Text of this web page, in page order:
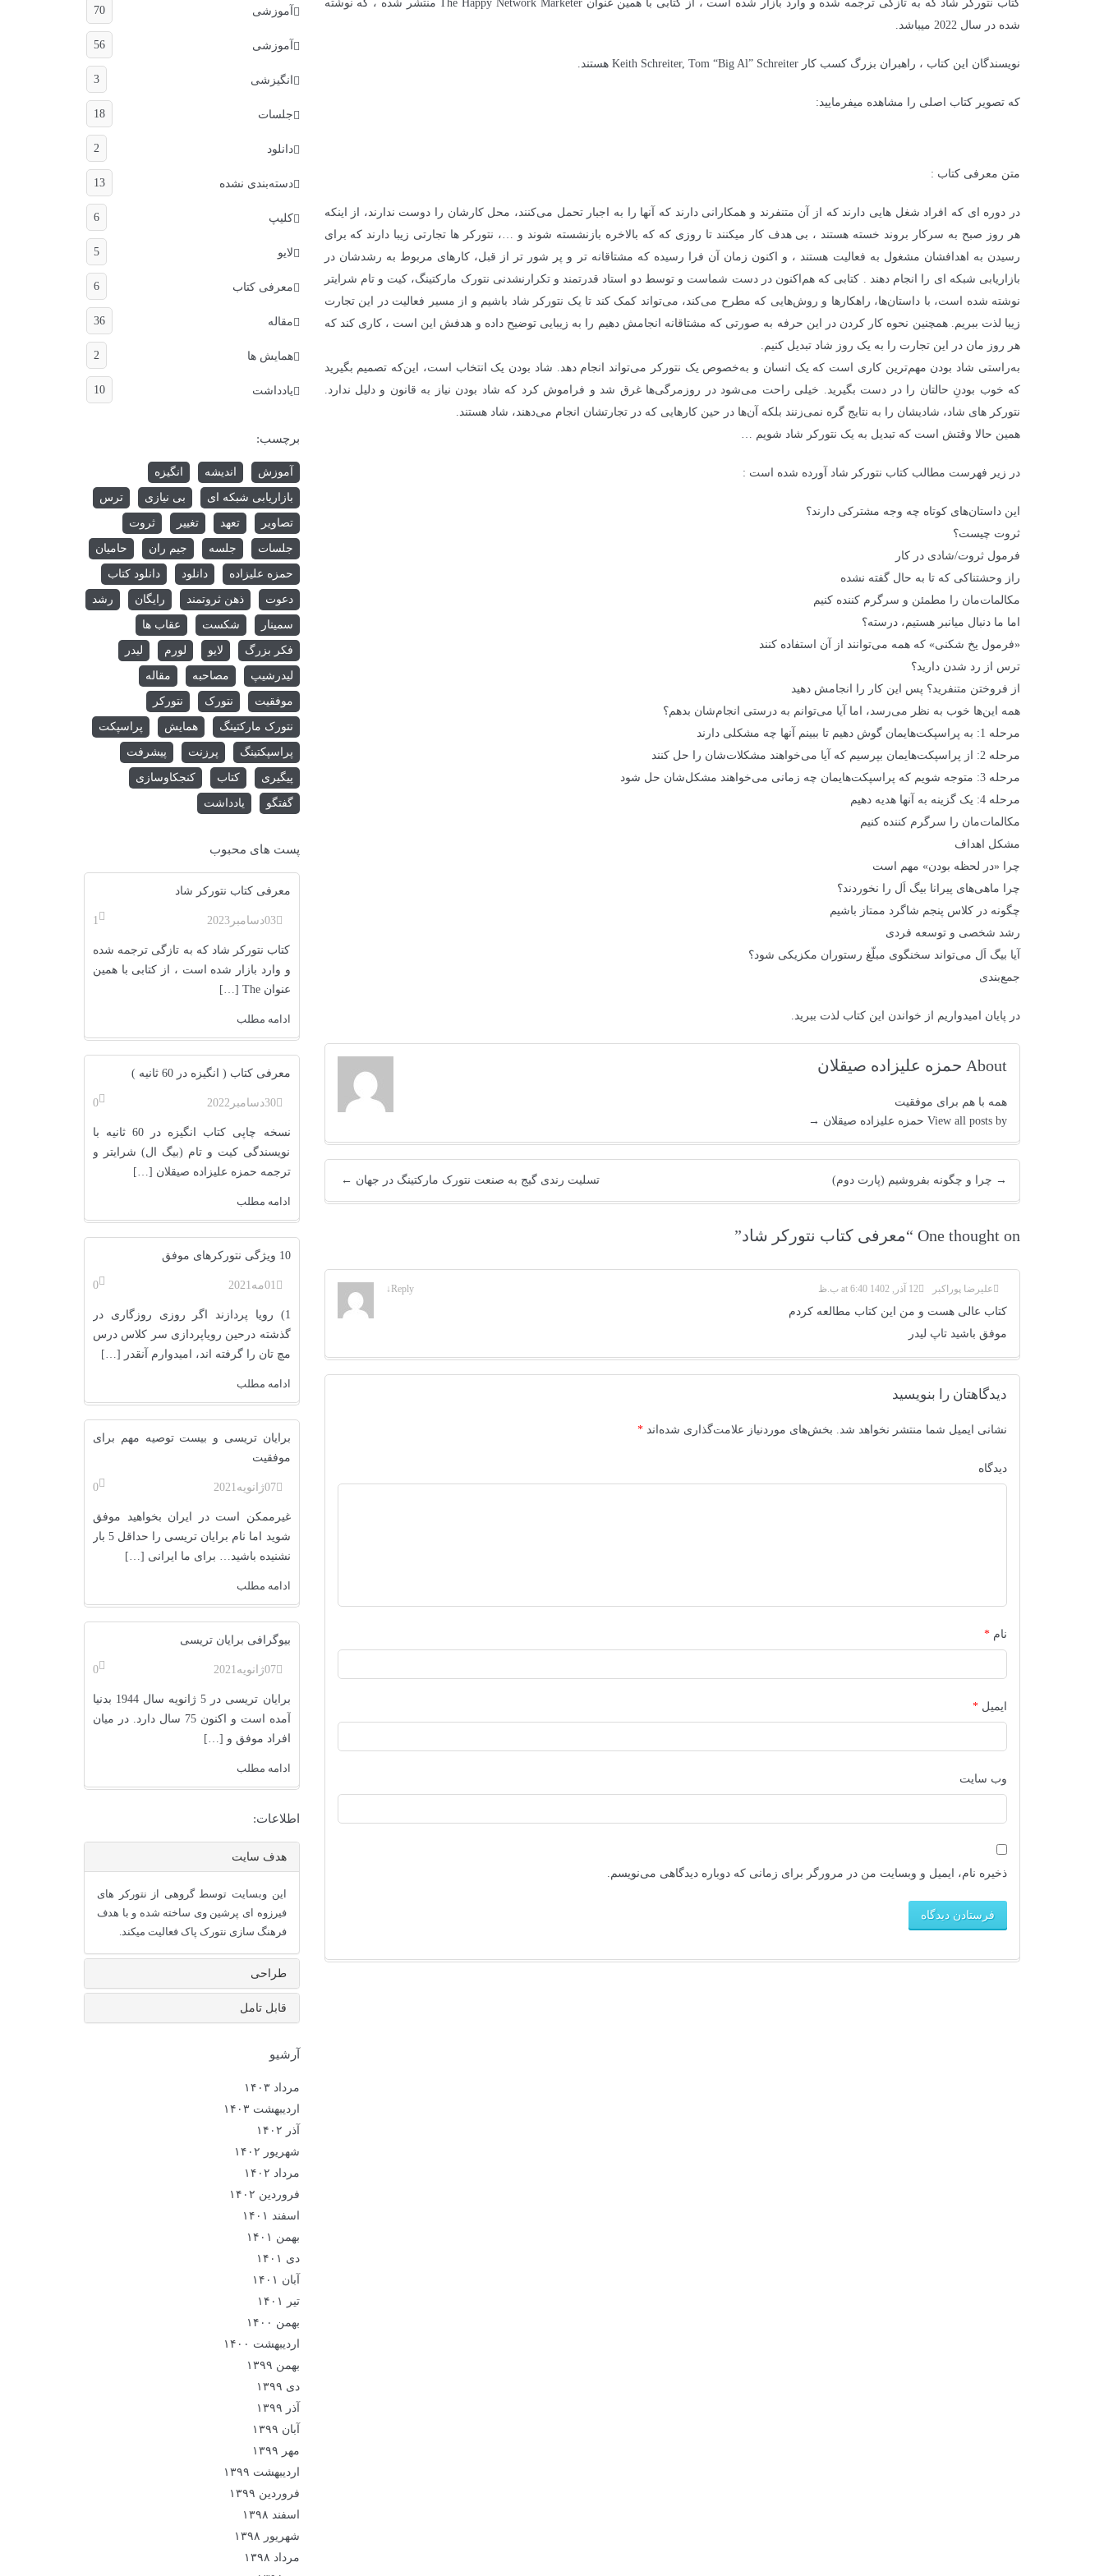
کتاب نتورکر شاد که به تازگی ترجمه شده و وارد بازار شده است ، از کتابی با همین عنوان The Happy Network Marketer منتشر شده ، که نوشته
شده در سال 2022 میباشد.
نویسندگان این کتاب ، راهبران بزرگ کسب کار Keith Schreiter, Tom “Big Al” Schreiter هستند.
که تصویر کتاب اصلی را مشاهده میفرمایید:
متن معرفی کتاب :
در دوره ای که افراد شغل هایی دارند که از آن متنفرند و همکارانی دارند که آنها را به اجبار تحمل می‌کنند، محل کارشان را دوست ندارند، از اینکه
هر روز صبح به سرکار بروند خسته هستند ، بی هدف کار میکنند تا روزی که که بالاخره بازنشسته شوند و …، نتورکر ها تجارتی زیبا دارند که برای
رسیدن به اهدافشان مشغول به فعالیت هستند ، و اکنون زمان آن فرا رسیده که مشتاقانه تر و پر شور تر از قبل، کارهای مربوط به رشدشان در
بازاریابی شبکه ای را انجام دهند . کتابی که هم‌اکنون در دست شماست و توسط دو استاد قدرتمند و تکرارنشدنی نتورک مارکتینگ، کیت و تام شرایتر
نوشته شده است، با داستان‌ها، راهکارها و روش‌هایی که مطرح می‌کند، می‌تواند کمک کند تا یک نتورکر شاد باشیم و از مسیر فعالیت در این تجارت
زیبا لذت ببریم. همچنین نحوه کار کردن در این حرفه به صورتی که مشتاقانه انجامش دهیم را به زیبایی توضیح داده و هدفش این است ، کاری کند که
هر روز مان در این تجارت را به یک روز شاد تبدیل کنیم.
به‌راستی شاد بودن مهم‌ترین کاری است که یک انسان و به‌خصوص یک نتورکر می‌تواند انجام دهد. شاد بودن یک انتخاب است، این‌که تصمیم بگیرید
که خوب بودنِ حالتان را در دست بگیرید. خیلی راحت می‌شود در روزمرگی‌ها غرق شد و فراموش کرد که شاد بودن نیاز به قانون و دلیل ندارد.
نتورکر های شاد، شادیشان را به نتایج گره نمی‌زنند بلکه آن‌ها در حین کارهایی که در تجارتشان انجام می‌دهند، شاد هستند.
همین حالا وقتش است که تبدیل به یک نتورکر شاد شویم …
در زیر فهرست مطالب کتاب نتورکر شاد آورده شده است :
این داستان‌های کوتاه چه وجه مشترکی دارند؟
ثروت چیست؟
فرمول ثروت/شادی در کار
راز وحشتناکی که تا به حال گفته نشده
مکالمات‌مان را مطمئن و سرگرم کننده کنیم
اما ما دنبال میانبر هستیم، درسته؟
«فرمول یخ شکنی» که همه می‌توانند از آن استفاده کنند
ترس از رد شدن دارید؟
از فروختن متنفرید؟ پس این کار را انجامش دهید
همه این‌ها خوب به نظر می‌رسد، اما آیا می‌توانم به درستی انجام‌شان بدهم؟
مرحله 1: به پراسپکت‌هایمان گوش دهیم تا ببینم آنها چه مشکلی دارند
مرحله 2: از پراسپکت‌هایمان بپرسیم که آیا می‌خواهند مشکلات‌شان را حل کنند
مرحله 3: متوجه شویم که پراسپکت‌هایمان چه زمانی می‌خواهند مشکل‌شان حل شود
مرحله 4: یک گزینه به آنها هدیه دهیم
مکالمات‌مان را سرگرم کننده کنیم
مشکل اهداف
چرا «در لحظه بودن» مهم است
چرا ماهی‌های پیرانا بیگ اَل را نخوردند؟
چگونه در کلاس پنجم شاگرد ممتاز باشیم
رشد شخصی و توسعه فردی
آیا بیگ اَل می‌تواند سخنگوی مبلّغ رستوران مکزیکی شود؟
جمع‌بندی
در پایان امیدواریم از خواندن این کتاب لذت ببرید.
About حمزه علیزاده صیقلان
همه با هم برای موفقیت
View all posts by حمزه علیزاده صیقلان
→
→ چرا و چگونه بفروشیم (پارت دوم) تسلیت رندی گیج به صنعت نتورک مارکتینگ در جهان ←
One thought on “ معرفی کتاب نتورکر شاد”
علیرضا پوراکبر 12 آذر, 1402 at 6:40 ب.ظ Reply
↓
کتاب عالی هست و من این کتاب مطالعه کردم
موفق باشید تاپ لیدر
دیدگاهتان را بنویسید
نشانی ایمیل شما منتشر نخواهد شد. بخش‌های موردنیاز علامت‌گذاری شده‌اند *
دیدگاه
نام *
ایمیل *
وب‌ سایت
ذخیره نام، ایمیل و وبسایت من در مرورگر برای زمانی که دوباره دیدگاهی می‌نویسم.
آموزشی 70
آموزشی 56
انگیزشی 3
جلسات 18
دانلود 2
دسته‌بندی نشده 13
کلیپ 6
لایو 5
معرفی کتاب 6
مقاله 36
همایش ها 2
یادداشت 10
برچسب:
آموزش اندیشه انگیزه
بازاریابی شبکه ای بی نیازی ترس
تصاویر تعهد تغییر ثروت
جلسات جلسه جیم ران حامیان
حمزه علیزاده دانلود دانلود کتاب
دعوت ذهن ثروتمند رایگان رشد
سمینار شکست عقاب ها
فکر بزرگ لایو لورم لیدر
لیدرشیپ مصاحبه مقاله
موفقیت نتورک نتورکر
نتورک مارکتینگ همایش پراسپکت
پراسپکتینگ پرزنت پیشرفت
پیگیری کتاب کنجکاوسازی
گفتگو یادداشت
پست های محبوب
معرفی کتاب نتورکر شاد
03دسامبر2023
1
کتاب نتورکر شاد که به تازگی ترجمه شده
و وارد بازار شده است ، از کتابی با همین
عنوان The […]
ادامه مطلب
معرفی کتاب ( انگیزه در 60 ثانیه )
30دسامبر 2022
0
نسخه چاپی کتاب انگیزه در 60 ثانیه با
نویسندگی کیت و تام (بیگ ال) شرایتر و
ترجمه حمزه علیزاده صیقلان […]
ادامه مطلب
10 ویژگی نتورکرهای موفق
01مه2021
0
1) رویا پردازند اگر روزی روزگاری در
گذشته درحین رویاپردازی سر کلاس درس
مچ تان را گرفته اند، امیدوارم آنقدر […]
ادامه مطلب
برایان تریسی و بیست توصیه مهم برای
موفقیت
07ژانویه2021
0
غیرممکن است در ایران بخواهید موفق
شوید اما نام برایان تریسی را حداقل 5 بار
نشنیده باشید… برای ما ایرانی […]
ادامه مطلب
بیوگرافی برایان تریسی
07ژانویه2021
0
برایان تریسی در 5 ژانویه سال 1944 بدنیا
آمده است و اکنون 75 سال دارد. در میان
افراد موفق و […]
ادامه مطلب
اطلاعات:
هدف سایت
این وبسایت توسط گروهی از نتورکر های
فیرزوه ای پرشین وی ساخته شده و با هدف
فرهنگ سازی نتورک پاک فعالیت میکند.
طراحی
قابل تامل
آرشیو
مرداد ۱۴۰۳
اردیبهشت ۱۴۰۳
آذر ۱۴۰۲
شهریور ۱۴۰۲
مرداد ۱۴۰۲
فروردین ۱۴۰۲
اسفند ۱۴۰۱
بهمن ۱۴۰۱
دی ۱۴۰۱
آبان ۱۴۰۱
تیر ۱۴۰۱
بهمن ۱۴۰۰
اردیبهشت ۱۴۰۰
بهمن ۱۳۹۹
دی ۱۳۹۹
آذر ۱۳۹۹
آبان ۱۳۹۹
مهر ۱۳۹۹
اردیبهشت ۱۳۹۹
فروردین ۱۳۹۹
اسفند ۱۳۹۸
شهریور ۱۳۹۸
مرداد ۱۳۹۸